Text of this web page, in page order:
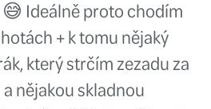
bez toho,
po holé